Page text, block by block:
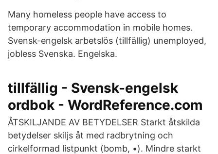
Many homeless people have access to
temporary accommodation in mobile homes.
Svensk-engelsk arbetslös (tillfällig) unemployed,
jobless Svenska. Engelska.
tillfällig - Svensk-engelsk
ordbok - WordReference.com
ÅTSKILJANDE AV BETYDELSER Starkt åtskilda
betydelser skiljs åt med radbrytning och
cirkelformad listpunkt (bomb, •). Mindre starkt